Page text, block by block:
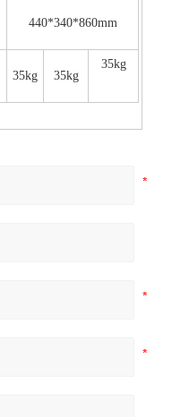
440*340*860mm
35kg 35kg
35kg